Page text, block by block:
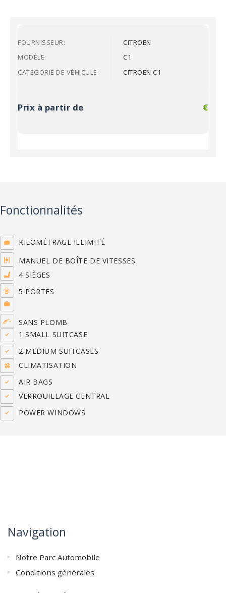
FOURNISSEUR:
CITROEN
MODÈLE:
C1
CATÉGORIE DE VÉHICULE:
CITROEN C1
Prix à partir de €
Fonctionnalités
KILOMÉTRAGE ILLIMITÉ
MANUEL DE BOÎTE DE VITESSES
4 SIÈGES
5 PORTES
SANS PLOMB
1 SMALL SUITCASE
2 MEDIUM SUITCASES
CLIMATISATION
AIR BAGS
VERROUILLAGE CENTRAL
POWER WINDOWS
Navigation
Notre Parc Automobile
Conditions générales